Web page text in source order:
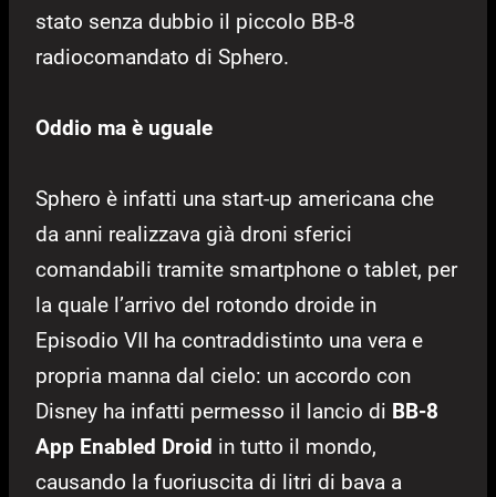
stato senza dubbio il piccolo BB-8
radiocomandato di Sphero.
Oddio ma è uguale
Sphero è infatti una start-up americana che
da anni realizzava già droni sferici
comandabili tramite smartphone o tablet, per
la quale l’arrivo del rotondo droide in
Episodio VII ha contraddistinto una vera e
propria manna dal cielo: un accordo con
Disney ha infatti permesso il lancio di BB-8
App Enabled Droid in tutto il mondo,
causando la fuoriuscita di litri di bava a